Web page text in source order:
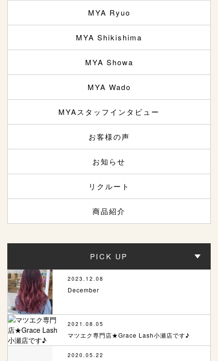
MYA Ryuo
MYA Shikishima
MYA Showa
MYA Wado
MYAスタッフインタビュー
お客様の声
お知らせ
リクルート
商品紹介
PICK UP
2023.12.08
December
2021.08.05
マツエク専門店★Grace Lash小瀬店です♪
2020.05.22